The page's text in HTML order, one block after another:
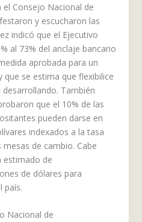
Consejo Nacional de
y escucharon las
indicó que el Ejecutivo
al 73% del anclaje bancario
aprobada para un
se estima que flexibilice
También
que el 10% de las
pueden darse en
indexados a la tasa
de cambio. Cabe
estimado de
de dólares para
país.
Nacional de